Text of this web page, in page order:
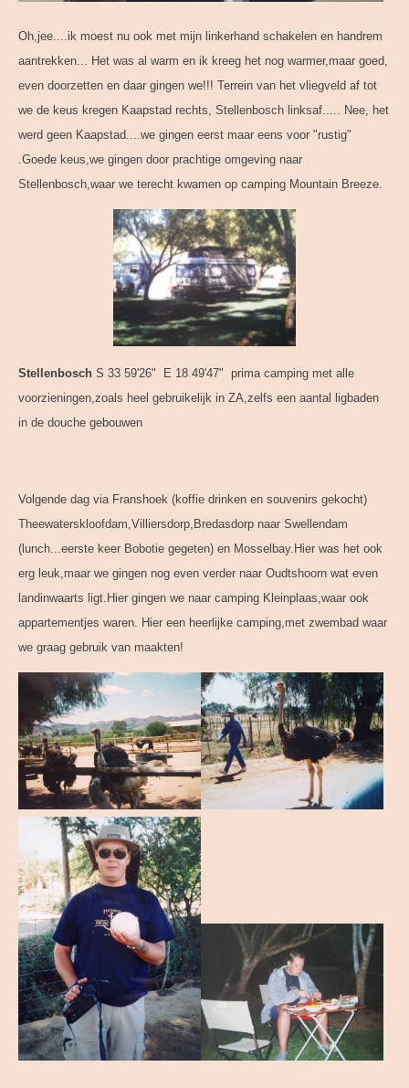
Oh,jee....ik moest nu ook met mijn linkerhand schakelen en handrem
aantrekken... Het was al warm en ik kreeg het nog warmer,maar goed,
even doorzetten en daar gingen we!!! Terrein van het vliegveld af tot
we de keus kregen Kaapstad rechts, Stellenbosch linksaf..... Nee, het
werd geen Kaapstad....we gingen eerst maar eens voor "rustig"
.Goede keus,we gingen door prachtige omgeving naar
Stellenbosch,waar we terecht kwamen op camping Mountain Breeze.
Stellenbosch S 33 59'26" E 18 49'47" prima camping met alle
voorzieningen,zoals heel gebruikelijk in ZA,zelfs een aantal ligbaden
in de douche gebouwen
Volgende dag via Franshoek (koffie drinken en souvenirs gekocht)
Theewaterskloofdam,Villiersdorp,Bredasdorp naar Swellendam
(lunch...eerste keer Bobotie gegeten) en Mosselbay.Hier was het ook
erg leuk,maar we gingen nog even verder naar Oudtshoorn wat even
landinwaarts ligt.Hier gingen we naar camping Kleinplaas,waar ook
appartementjes waren. Hier een heerlijke camping,met zwembad waar
we graag gebruik van maakten!